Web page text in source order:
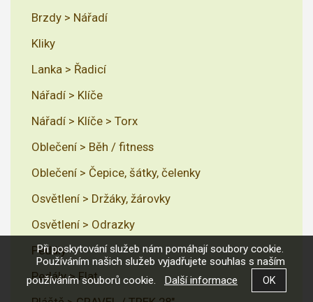
Brzdy > Nářadí
Kliky
Lanka > Řadicí
Nářadí > Klíče
Nářadí > Klíče > Torx
Oblečení > Běh / fitness
Oblečení > Čepice, šátky, čelenky
Osvětlení > Držáky, žárovky
Osvětlení > Odrazky
Pedály
Pedály > Flat
Při poskytování služeb nám pomáhají soubory cookie.
Používáním našich služeb vyjadřujete souhlas s naším
používáním souborů cookie.
Další informace